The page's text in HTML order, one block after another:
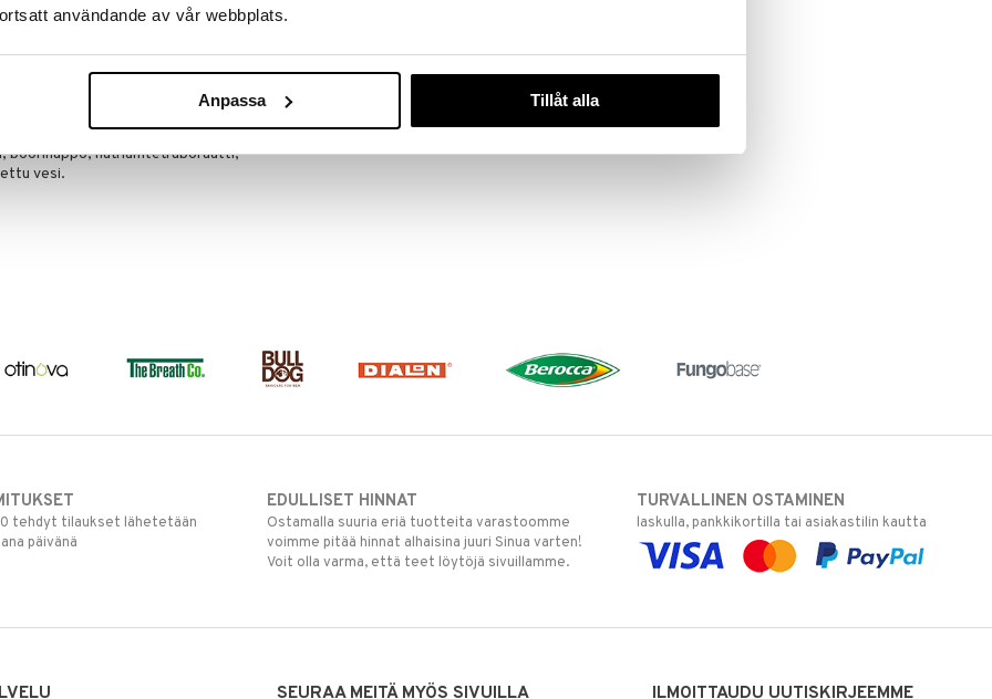
användande av vår webbplats.
Anpassa Tillåt alla
yksi tai kaksi tippaa jokaiseen silmään, kerran tai
mukaan. Tuotetta voi käyttää yhdessä
soijafosfolipidejä),
boorihappo, natriumtetraboraatti,
vesi.
tehdyt tilaukset lähetetään
päivänä
EDULLISET HINNAT
Ostamalla suuria eriä tuotteita varastoomme
voimme pitää hinnat alhaisina juuri Sinua varten!
Voit olla varma, että teet löytöjä sivuillamme.
TURVALLINEN OSTAMINEN
laskulla, pankkikortilla tai asiakastilin kautta
SEURAA MEITÄ MYÖS SIVUILLA ILMOITTAUDU UUTISKIRJEEMME